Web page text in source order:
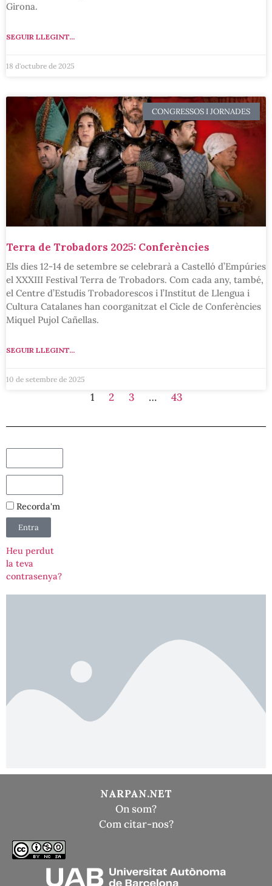
Girona.
SEGUIR LLEGINT...
18 d'octubre de 2025
CONGRESSOS I JORNADES
Terra de Trobadors 2025: Conferències
Els dies 12-14 de setembre se celebrarà a Castelló d’Empúries
el XXXIII Festival Terra de Trobadors. Com cada any, també,
el Centre d’Estudis Trobadorescos i l’Institut de Llengua i
Cultura Catalanes han coorganitzat el Cicle de Conferències
Miquel Pujol Cañellas.
SEGUIR LLEGINT...
10 de setembre de 2025
1 2 3 … 43
Recorda'm
Entra
Heu perdut
la teva
contrasenya?
NARPAN.NET
On som?
Com citar-nos?